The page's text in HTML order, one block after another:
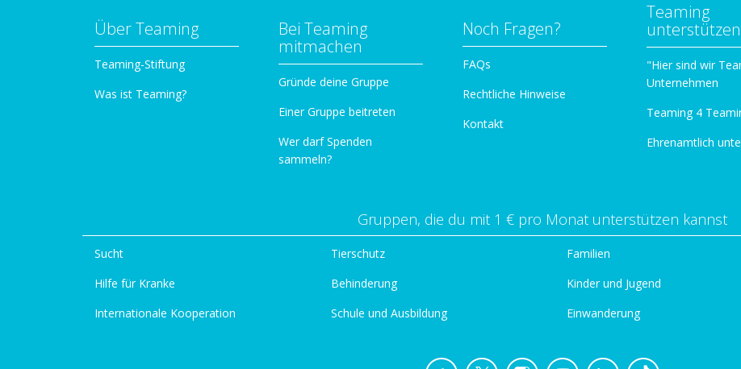
Über Teaming
Teaming-Stiftung
Was ist Teaming?
Bei Teaming
mitmachen
Gründe deine Gruppe
Einer Gruppe beitreten
Wer darf Spenden
sammeln?
Noch Fragen?
FAQs
Rechtliche Hinweise
Kontakt
Teaming
unterstützen
"Hier sind wir
Unternehmen
Teaming 4
Ehrenamtlich
Gruppen, die du mit 1 € pro Monat unterstützen kannst
Sucht
Hilfe für Kranke
Internationale Kooperation
Tierschutz
Behinderung
Schule und Ausbildung
Familien
Kinder und Jugend
Einwanderung